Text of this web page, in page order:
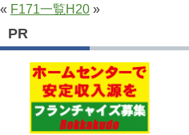
« F171一覧H20 »
PR